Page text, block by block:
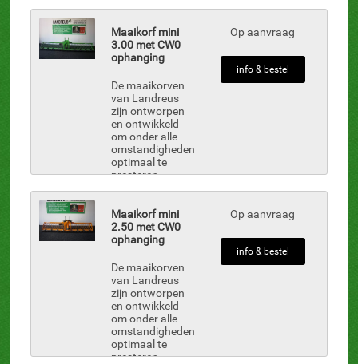
Maaikorf mini
3.00 met CW0
ophanging
De maaikorven
van Landreus
zijn ontworpen
en ontwikkeld
om onder alle
omstandigheden
optimaal te
presteren.
maaikorf dat u
een goede
doorstroom
watergangen
krijgt. Met onze
maaikorven
bent ...
Op aanvraag
info & bestel
Maaikorf mini
2.50 met CW0
ophanging
De maaikorven
van Landreus
zijn ontworpen
en ontwikkeld
om onder alle
omstandigheden
optimaal te
presteren.
Op aanvraag
info & bestel